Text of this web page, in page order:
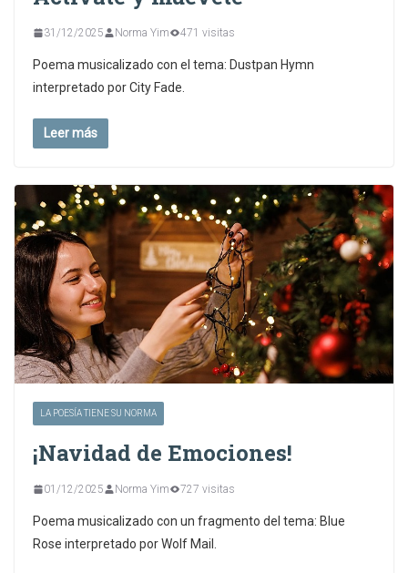
31/12/2025 Norma Yim 471 visitas
Poema musicalizado con el tema: Dustpan Hymn
interpretado por City Fade.
Leer más
LA POESÍA TIENE SU NORMA
¡Navidad de Emociones!
01/12/2025 Norma Yim 727 visitas
Poema musicalizado con un fragmento del tema: Blue
Rose interpretado por Wolf Mail.